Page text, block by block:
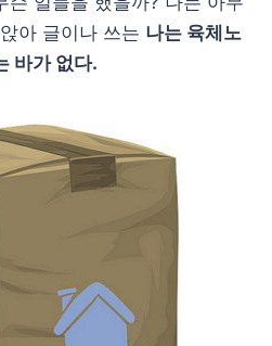
아 글이나 쓰는 나는 육체노
바가 없다.